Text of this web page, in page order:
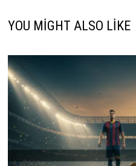
YOU MIGHT ALSO LIKE